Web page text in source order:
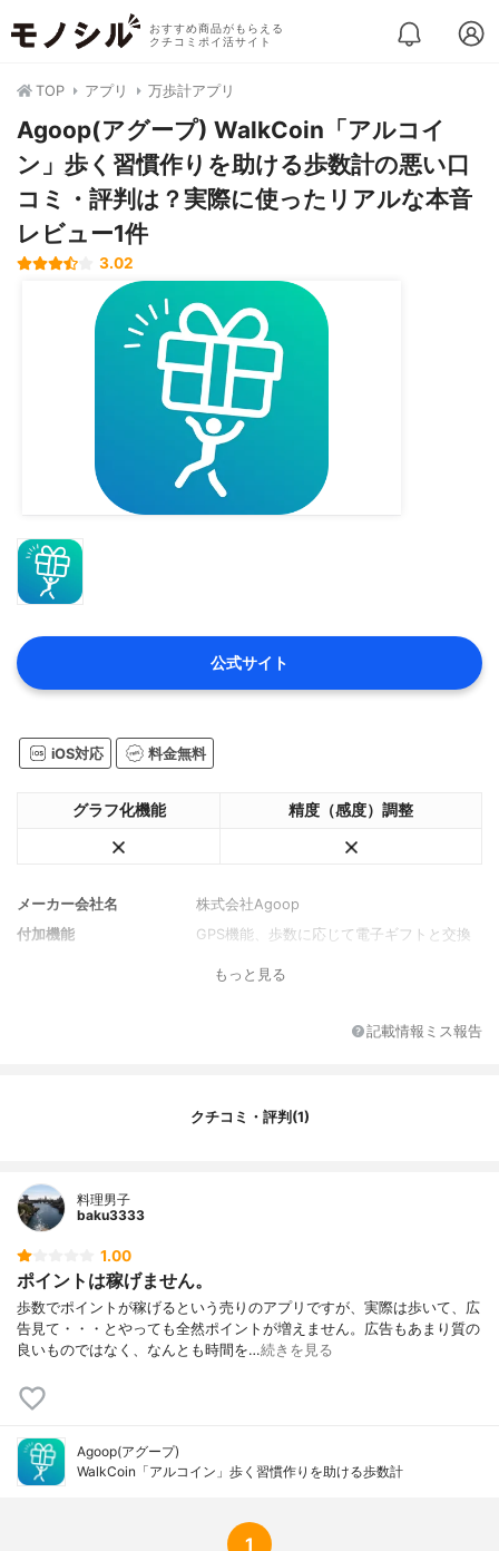
おすすめ商品がもらえる
クチコミポイ活サイト
TOP アプリ 万歩計アプリ
Agoop(アグープ) WalkCoin「アルコイ
ン」歩く習慣作りを助ける歩数計の悪い口
コミ・評判は？実際に使ったリアルな本音
レビュー1件
3.02
公式サイト
iOS対応 料金無料
グラフ化機能 精度（感度）調整
メーカー会社名
株式会社Agoop
付加機能
GPS機能、歩数に応じて電子ギフトと交換
もっと見る
記載情報ミス報告
クチコミ・評判(1)
料理男子
baku3333
1.00
ポイントは稼げません。
歩数でポイントが稼げるという売りのアプリですが、実際は歩いて、広
告見て・・・とやっても全然ポイントが増えません。広告もあまり質の
良いものではなく、なんとも時間を…続きを見る
Agoop(アグープ)
WalkCoin「アルコイン」歩く習慣作りを助ける歩数計
1